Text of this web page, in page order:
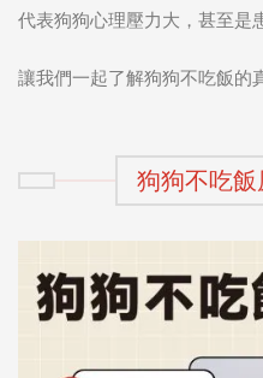
代表狗狗心理壓力大，甚至是
讓我們一起了解狗狗不吃飯的
狗狗不吃飯